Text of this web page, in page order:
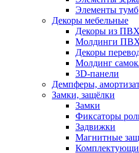
Элементы тумб
Декоры мебельные
Декоры из
Молдинги
Декоры
Молдинг
3D-панели
Демпферы,
Замки, защёлки
Замки
Фиксаторы
Задвижки
Магнитные